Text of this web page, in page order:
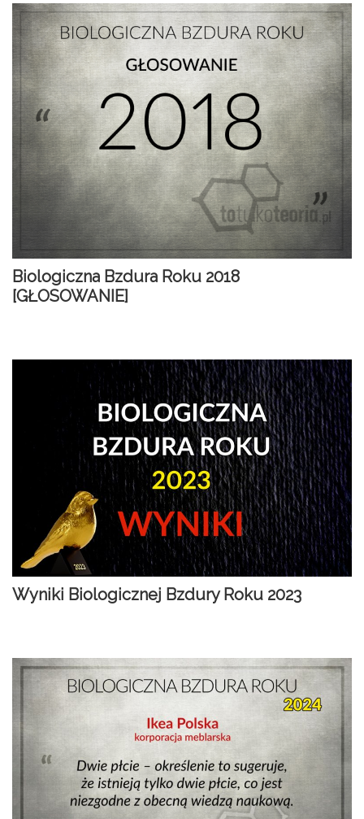
Biologiczna Bzdura Roku 2018
[GŁOSOWANIE]
Wyniki Biologicznej Bzdury Roku 2023